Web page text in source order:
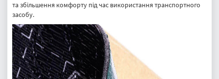
та збільшення комфорту під час використання транспортного
засобу.